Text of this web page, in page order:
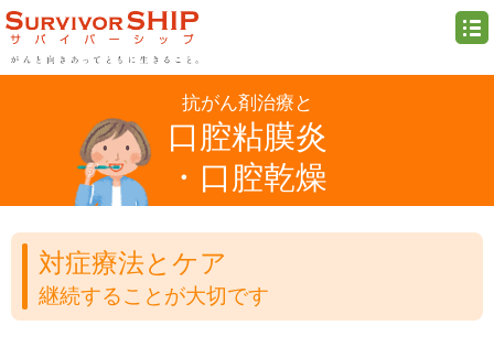
抗がん剤治療と
口腔粘膜炎
・口腔乾燥
対症療法とケア
継続することが大切です